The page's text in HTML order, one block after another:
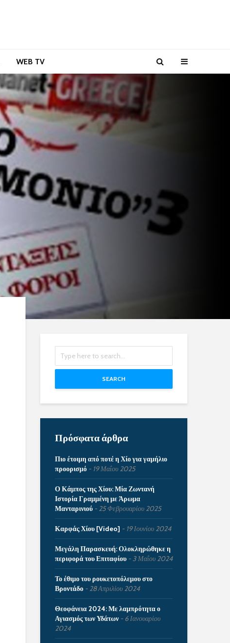
WEB TV
SEARCH
Πρόσφατα άρθρα
Πιο έτοιμη από ποτέ η Χίο για γαμήλιο
προορισμό
19 Μαΐου 2025
Ο Κάμπος της Χίου: Μία Ζωντανή
Ιστορία Γραμμένη με Άρωμα
Μανταρινιού
25 Φεβρουαρίου 2025
Καρφάς Χίου [Video] 19 Ιουνίου 2024
Μεγάλη Παρασκευή: Ολοκληρώθηκε η
περιφορά του Επιταφίου
3 Μαΐου 2024
Το έθιμο του ρουκετοπόλεμου στο
Βροντάδο
28 Απριλίου 2024
Θεοφάνεια 2024: Με λαμπρότητα ο
Αγιασμός των Υδάτων
6 Ιανουαρίου
2024